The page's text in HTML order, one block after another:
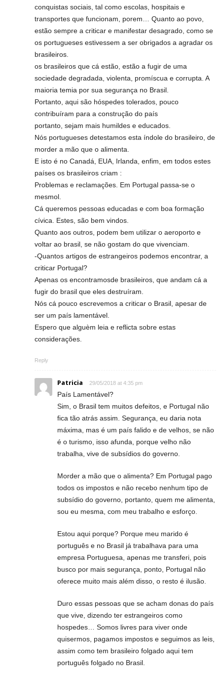
conquistas sociais, tal como escolas, hospitais e
transportes que funcionam, porem… Quanto ao povo,
estão sempre a criticar e manifestar desagrado, como se
os portugueses estivessem a ser obrigados a agradar os
brasileiros.
os brasileiros que cá estão, estão a fugir de uma
sociedade degradada, violenta, promíscua e corrupta. A
maioria temia por sua segurança no Brasil.
Portanto, aqui são hóspedes tolerados, pouco
contribuíram para a construção do país
portanto, sejam mais humildes e educados.
Nós portugueses detestamos esta índole do brasileiro, de
morder a mão que o alimenta.
E isto é no Canadá, EUA, Irlanda, enfim, em todos estes
países os brasileiros criam :
Problemas e reclamações. Em Portugal passa-se o
mesmol.
Cá queremos pessoas educadas e com boa formação
cívica. Estes, são bem vindos.
Quanto aos outros, podem bem utilizar o aeroporto e
voltar ao brasil, se não gostam do que vivenciam.
-Quantos artigos de estrangeiros podemos encontrar, a
criticar Portugal?
Apenas os encontramosde brasileiros, que andam cá a
fugir do brasil que eles destruíram.
Nós cá pouco escrevemos a criticar o Brasil, apesar de
ser um país lamentável.
Espero que alguèm leia e reflicta sobre estas
considerações.
Reply
Patricia 29/05/2018 at 4:35 pm
País Lamentável?
Sim, o Brasil tem muitos defeitos, e Portugal não
fica tão atrás assim. Segurança, eu daria nota
máxima, mas é um país falido e de velhos, se não
é o turismo, isso afunda, porque velho não
trabalha, vive de subsídios do governo.
Morder a mão que o alimenta? Em Portugal pago
todos os impostos e não recebo nenhum tipo de
subsídio do governo, portanto, quem me alimenta,
sou eu mesma, com meu trabalho e esforço.
Estou aqui porque? Porque meu marido é
português e no Brasil já trabalhava para uma
empresa Portuguesa, apenas me transferi, pois
busco por mais segurança, ponto, Portugal não
oferece muito mais além disso, o resto é ilusão.
Duro essas pessoas que se acham donas do país
que vive, dizendo ter estrangeiros como
hospedes… Somos livres para viver onde
quisermos, pagamos impostos e seguimos as leis,
assim como tem brasileiro folgado aqui tem
português folgado no Brasil.